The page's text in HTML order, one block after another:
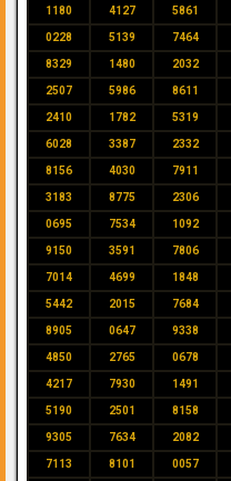
1180 4127 5861
0228 5139 7464
8329 1480 2032
2507 5986 8611
2410 1782 5319
6028 3387 2332
8156 4030 7911
3183 8775 2306
0695 7534 1092
9150 3591 7806
7014 4699 1848
5442 2015 7684
8905 0647 9338
4850 2765 0678
4217 7930 1491
5190 2501 8158
9305 7634 2082
7113 8101 0057